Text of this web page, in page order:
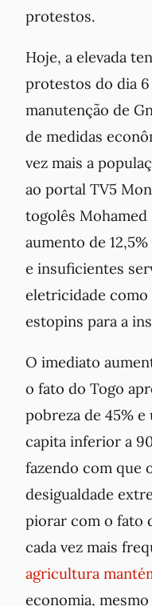
protestos.
Hoje, a elevada
protestos do dia 6
manutenção de
de medidas
vez mais a
ao portal TV5
togolês
aumento de
e insuficientes
eletricidade
estopins para a
O imediato
o fato do Togo
pobreza de 45%
capita inferior a
fazendo com que
desigualdade
piorar com o fato
cada vez mais
agricultura
economia,